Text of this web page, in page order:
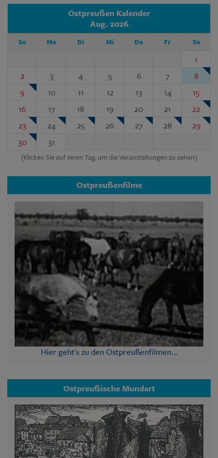
Ostpreußen Kalender
Aug. 2026
So Mo Di Mi Do Fr Sa
1
2
3 4 5 6 7
8
9
10 11 12 13 14
15
16
17 18 19 20 21
22
23
24 25 26 27 28
29
30
31
(Klicken Sie auf einen Tag, um die Veranstaltungen zu sehen)
Ostpreußenfilme
Hier geht's zu den Ostpreußenfilmen...
Ostpreußische Mundart